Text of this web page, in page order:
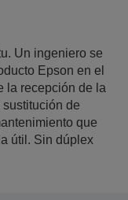
Un ingeniero se
Epson en el
la recepción de la
sustitución de
que
útil. Sin dúplex